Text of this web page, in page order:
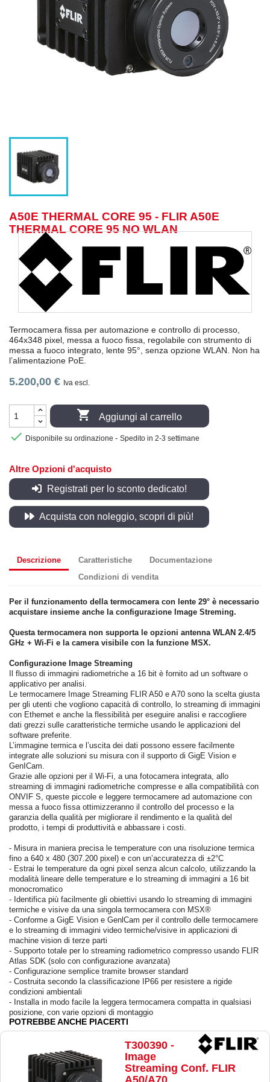
A50E THERMAL CORE 95 - FLIR A50E
THERMAL CORE 95 NO WLAN
Termocamera fissa per automazione e controllo di processo,
464x348 pixel, messa a fuoco fissa, regolabile con strumento di
messa a fuoco integrato, lente 95°, senza opzione WLAN. Non ha
l’alimentazione PoE.
5.200,00 € Iva escl.
 Aggiungi al carrello
 Disponibile su ordinazione - Spedito in 2-3 settimane
Altre Opzioni d'acquisto
Registrati per lo sconto dedicato!
Acquista con noleggio, scopri di più!
Descrizione Caratteristiche
Documentazione
Condizioni di vendita
Per il funzionamento della termocamera con lente 29° è necessario
acquistare insieme anche la configurazione Image Streming.
Questa termocamera non supporta le opzioni antenna WLAN 2.4/5
GHz + Wi-Fi e la camera visibile con la funzione MSX.
Configurazione Image Streaming
Il flusso di immagini radiometriche a 16 bit è fornito ad un software o
applicativo per analisi.
Le termocamere Image Streaming FLIR A50 e A70 sono la scelta giusta
per gli utenti che vogliono capacità di controllo, lo streaming di immagini
con Ethernet e anche la flessibilità per eseguire analisi e raccogliere
dati grezzi sulle caratteristiche termiche usando le applicazioni del
software preferite.
L’immagine termica e l’uscita dei dati possono essere facilmente
integrate alle soluzioni su misura con il supporto di GigE Vision e
GenICam.
Grazie alle opzioni per il Wi-Fi, a una fotocamera integrata, allo
streaming di immagini radiometriche compresse e alla compatibilità con
ONVIF S, queste piccole e leggere termocamere ad automazione con
messa a fuoco fissa ottimizzeranno il controllo del processo e la
garanzia della qualità per migliorare il rendimento e la qualità del
prodotto, i tempi di produttività e abbassare i costi.
- Misura in maniera precisa le temperature con una risoluzione termica
fino a 640 x 480 (307.200 pixel) e con un’accuratezza di ±2°C
- Estrai le temperature da ogni pixel senza alcun calcolo, utilizzando la
modalità lineare delle temperature e lo streaming di immagini a 16 bit
monocromatico
- Identifica più facilmente gli obiettivi usando lo streaming di immagini
termiche e visive da una singola termocamera con MSX®
- Conforme a GigE Vision e GenlCam per il controllo delle termocamere
e lo streaming di immagini video termiche/visive in applicazioni di
machine vision di terze parti
- Supporto totale per lo streaming radiometrico compresso usando FLIR
Atlas SDK (solo con configurazione avanzata)
- Configurazione semplice tramite browser standard
- Costruita secondo la classificazione IP66 per resistere a rigide
condizioni ambientali
- Installa in modo facile la leggera termocamera compatta in qualsiasi
posizione, con varie opzioni di montaggio
POTREBBE ANCHE PIACERTI
T300390 -
Image
Streaming Conf. FLIR
A50/A70